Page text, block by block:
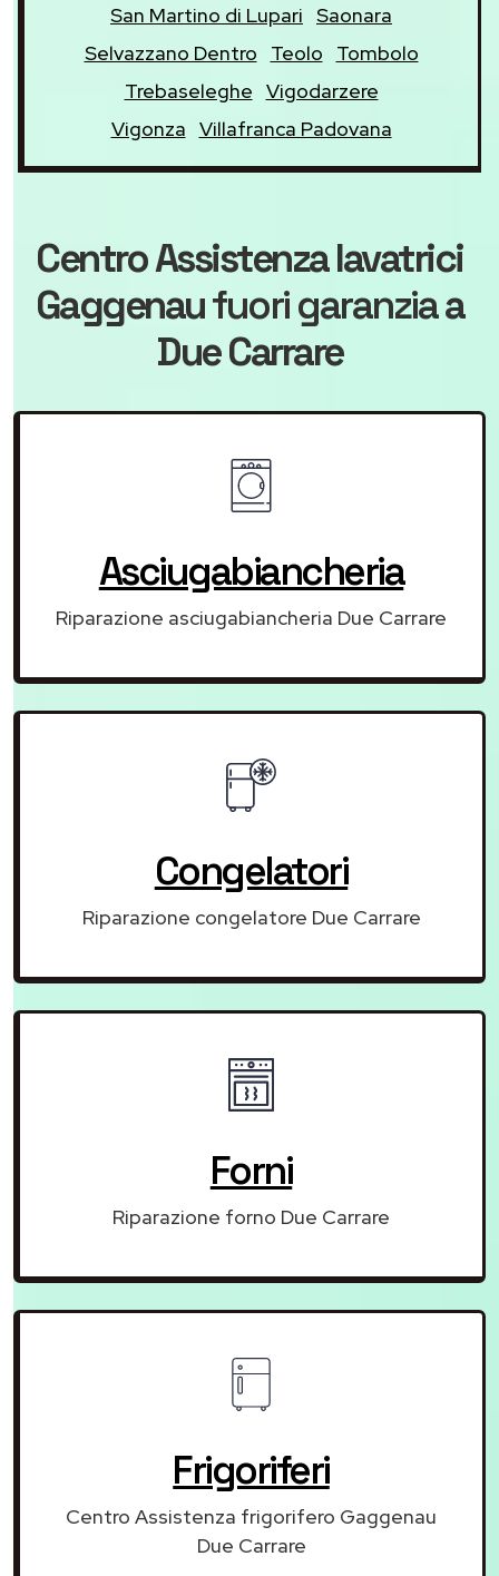
San Martino di Lupari Saonara
Selvazzano Dentro
Teolo
Tombolo
Trebaseleghe Vigodarzere
Vigonza Villafranca Padovana
Centro Assistenza lavatrici
Gaggenaufuori garanziaa
Due Carrare
Asciugabiancheria
Riparazione asciugabiancheria Due Carrare
Congelatori
Riparazione congelatore Due Carrare
Forni
Riparazione forno Due Carrare
Frigoriferi
Centro Assistenza frigorifero Gaggenau
Due Carrare